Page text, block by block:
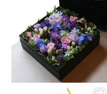
Box Flower Arrangement XL size
#ボックスフラワー
...